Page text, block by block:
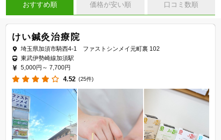
おすすめ順 価格が安い順 口コミ数順
けい鍼灸治療院
埼玉県加須市騎西4-1 ファストシンメイ元町裏 102
東武伊勢崎線加須駅
5,000円～ 7,700円
4.52 (25件)